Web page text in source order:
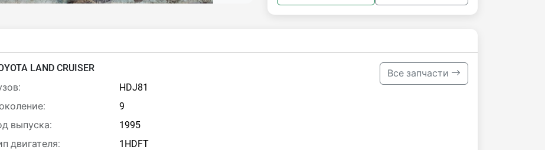
LAND CRUISER
HDJ81
9
выпуска:
1995
двигателя:
1HDFT
Все запчасти